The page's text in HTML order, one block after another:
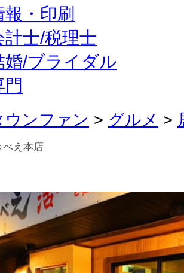
報・印刷
計士/税理士
婚/ブライダル
門
ウンファン > グルメ >
べえ本店